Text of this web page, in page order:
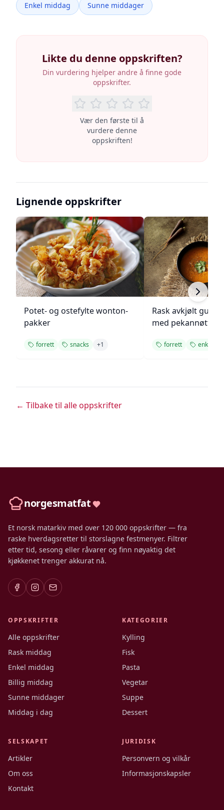
Enkel middag
Sunne middager
Likte du denne oppskriften?
Din vurdering hjelper andre å finne gode
oppskrifter.
Vær den første til å
vurdere denne
oppskriften!
Lignende oppskrifter
Potet- og ostefylte wonton-
pakker
forrett snacks +1
Rask avkjølt
med pekannøtter
forrett enkel
← Tilbake til alle oppskrifter
norgesmatfat
Et norsk matarkiv med over 120 000 oppskrifter — fra
raske hverdagsretter til storslagne festmenyer. Filtrer
etter tid, sesong eller råvarer og finn nøyaktig det
kjøkkenet trenger akkurat nå.
OPPSKRIFTER
Alle oppskrifter
Rask middag
Enkel middag
Billig middag
Sunne middager
Middag i dag
KATEGORIER
Kylling
Fisk
Pasta
Vegetar
Suppe
Dessert
SELSKAPET
Artikler
Om oss
Kontakt
JURIDISK
Personvern og vilkår
Informasjonskapsler